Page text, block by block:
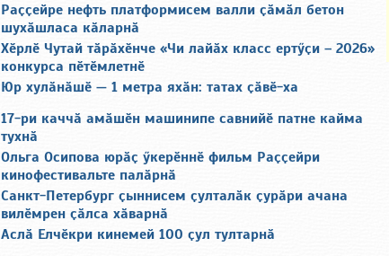
Раҫҫейре нефть платформисем валли ҫӑмӑл бетон
шухӑшласа кӑларнӑ
Хӗрлӗ Чутай тӑрӑхӗнче «Чи лайӑх класс ертӳҫи – 2026»
конкурса пӗтӗмлетнӗ
Юр хулӑнӑшӗ — 1 метра яхӑн: татах ҫӑвӗ-ха
17-ри каччӑ амӑшӗн машинипе савнийӗ патне кайма
тухнӑ
Ольга Осипова юрӑҫ ӳкерӗннӗ фильм Раҫҫейри
кинофестивальте палӑрнӑ
Санкт-Петербург ҫыннисем ҫулталӑк ҫурӑри ачана
вилӗмрен ҫӑлса хӑварнӑ
Аслӑ Елчӗкри кинемей 100 ҫул тултарнӑ